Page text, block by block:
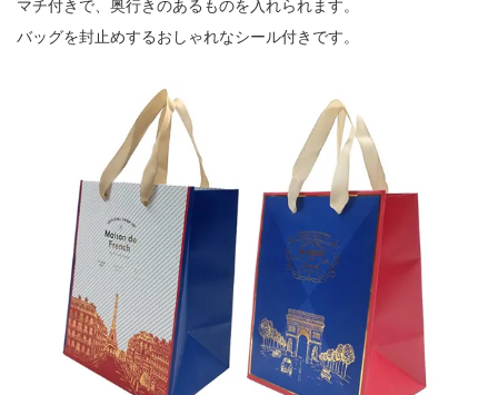
マチ付きで、奥行きのあるものを入れられます。
バッグを封止めするおしゃれなシール付きです。